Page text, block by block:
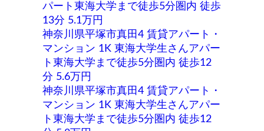
パート東海大学まで徒歩5分圏内 徒歩
13分 5.1万円
神奈川県平塚市真田4 賃貸アパート・
マンション 1K 東海大学生さんアパー
ト東海大学まで徒歩5分圏内 徒歩12
分 5.6万円
神奈川県平塚市真田4 賃貸アパート・
マンション 1K 東海大学生さんアパー
ト東海大学まで徒歩5分圏内 徒歩12